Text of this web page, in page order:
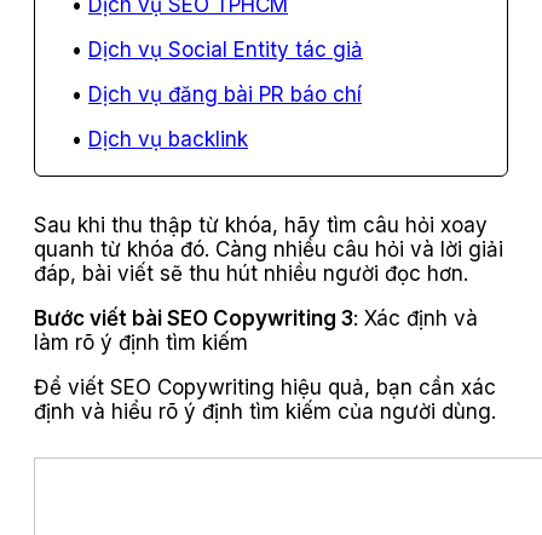
Dịch vụ Social Entity tác giả
Dịch vụ đăng bài PR báo chí
Dịch vụ backlink
Sau khi thu thập từ khóa, hãy tìm câu hỏi xoay
quanh từ khóa đó. Càng nhiều câu hỏi và lời giải
đáp, bài viết sẽ thu hút nhiều người đọc hơn.
Bước viết bài SEO Copywriting 3: Xác định và
làm rõ ý định tìm kiếm
Để viết SEO Copywriting hiệu quả, bạn cần xác
định và hiểu rõ ý định tìm kiếm của người dùng.